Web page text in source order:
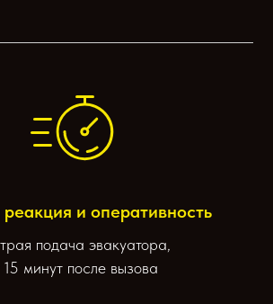
и оперативность
подача эвакуатора,
15 минут после вызова